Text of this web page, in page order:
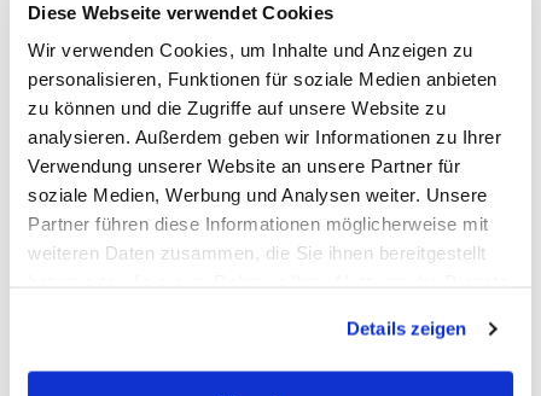
Diese Webseite verwendet Cookies
Wir verwenden Cookies, um Inhalte und Anzeigen zu
personalisieren, Funktionen für soziale Medien anbieten
zu können und die Zugriffe auf unsere Website zu
analysieren. Außerdem geben wir Informationen zu Ihrer
Verwendung unserer Website an unsere Partner für
soziale Medien, Werbung und Analysen weiter. Unsere
Partner führen diese Informationen möglicherweise mit
weiteren Daten zusammen, die Sie ihnen bereitgestellt
Details zeigen
Deine Daten werden in keiner Datenbank gespeichert oder zu
Werbezwecken weitergeleitet, sondern ausschließlich an
unsere E-Mail Inbox gesendet!